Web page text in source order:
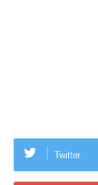
Twitter